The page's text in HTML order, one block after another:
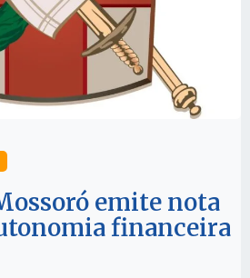
emite nota
financeira